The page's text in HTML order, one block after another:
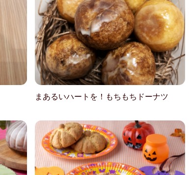
まあるいハートを！もちもちドーナツ